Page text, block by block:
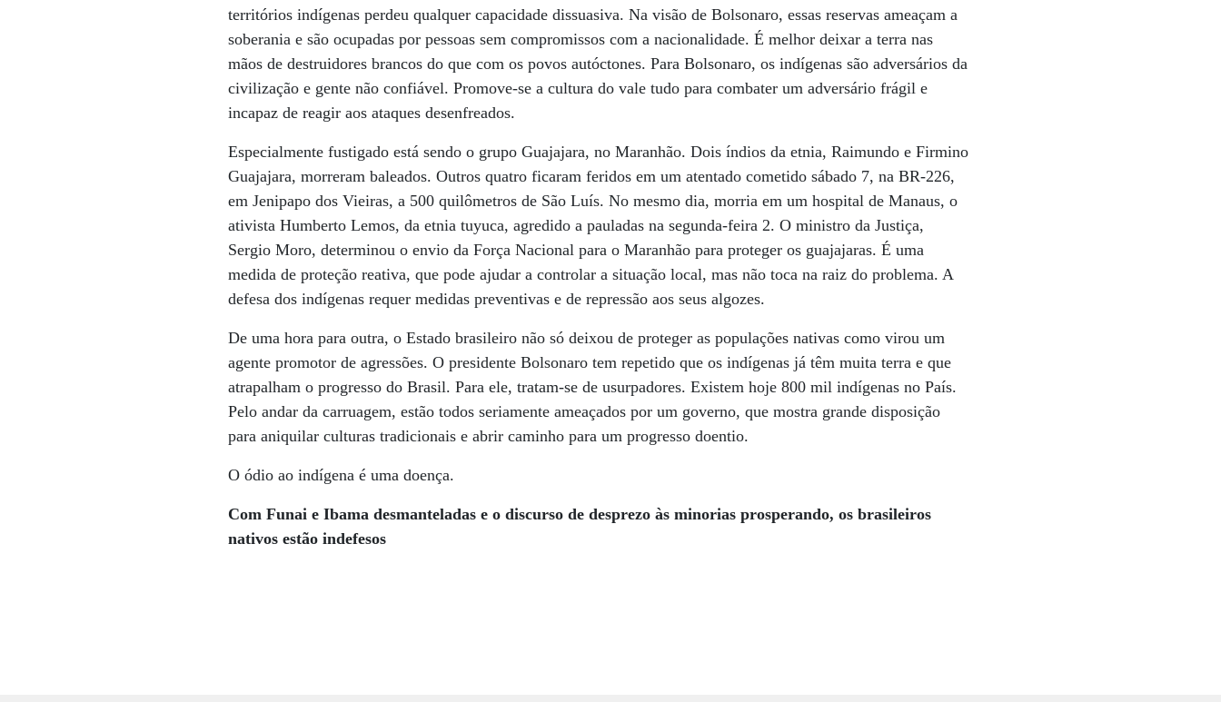
territórios indígenas perdeu qualquer capacidade dissuasiva. Na visão de Bolsonaro, essas reservas ameaçam a
soberania e são ocupadas por pessoas sem compromissos com a nacionalidade. É melhor deixar a terra nas
mãos de destruidores brancos do que com os povos autóctones. Para Bolsonaro, os indígenas são adversários da
civilização e gente não confiável. Promove-se a cultura do vale tudo para combater um adversário frágil e
incapaz de reagir aos ataques desenfreados.
Especialmente fustigado está sendo o grupo Guajajara, no Maranhão. Dois índios da etnia, Raimundo e Firmino
Guajajara, morreram baleados. Outros quatro ficaram feridos em um atentado cometido sábado 7, na BR-226,
em Jenipapo dos Vieiras, a 500 quilômetros de São Luís. No mesmo dia, morria em um hospital de Manaus, o
ativista Humberto Lemos, da etnia tuyuca, agredido a pauladas na segunda-feira 2. O ministro da Justiça,
Sergio Moro, determinou o envio da Força Nacional para o Maranhão para proteger os guajajaras. É uma
medida de proteção reativa, que pode ajudar a controlar a situação local, mas não toca na raiz do problema. A
defesa dos indígenas requer medidas preventivas e de repressão aos seus algozes.
De uma hora para outra, o Estado brasileiro não só deixou de proteger as populações nativas como virou um
agente promotor de agressões. O presidente Bolsonaro tem repetido que os indígenas já têm muita terra e que
atrapalham o progresso do Brasil. Para ele, tratam-se de usurpadores. Existem hoje 800 mil indígenas no País.
Pelo andar da carruagem, estão todos seriamente ameaçados por um governo, que mostra grande disposição
para aniquilar culturas tradicionais e abrir caminho para um progresso doentio.
O ódio ao indígena é uma doença.
Com Funai e Ibama desmanteladas e o discursode desprezo às minorias prosperando, os brasileiros
nativos estão indefesos